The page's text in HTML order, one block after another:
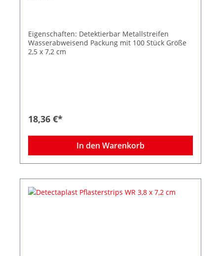
Eigenschaften: Detektierbar Metallstreifen
Wasserabweisend Packung mit 100 Stück Größe
2,5 x 7,2 cm
18,36 €*
In den Warenkorb